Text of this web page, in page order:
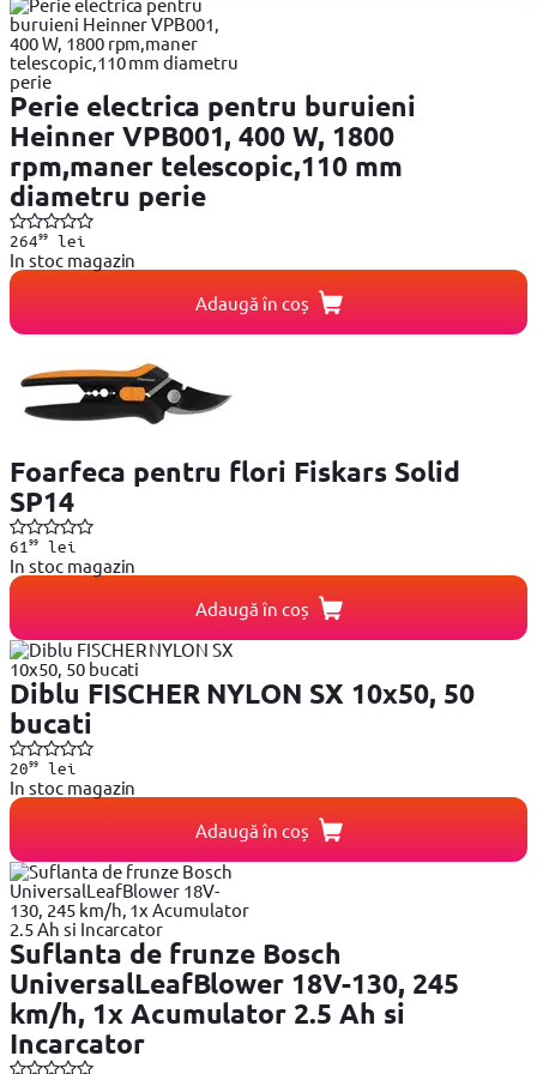
Perie electrica pentru buruieni
Heinner VPB001, 400 W, 1800
rpm,maner telescopic,110 mm
diametru perie
26499lei
In stoc magazin
Adaugă în coș
Foarfeca pentru flori Fiskars Solid
SP14
61 99lei
In stoc magazin
Adaugă în coș
Diblu FISCHER NYLON SX 10x50, 50
bucati
2099lei
In stoc magazin
Adaugă în coș
Suflanta de frunze Bosch
UniversalLeafBlower 18V-130, 245
km/h, 1x Acumulator 2.5 Ah si
Incarcator